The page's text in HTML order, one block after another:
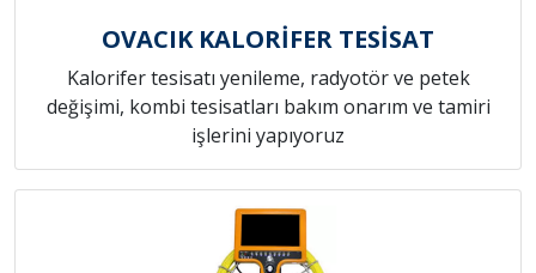
OVACIK KALORİFER TESİSAT
Kalorifer tesisatı yenileme, radyotör ve petek
değişimi, kombi tesisatları bakım onarım ve tamiri
işlerini yapıyoruz